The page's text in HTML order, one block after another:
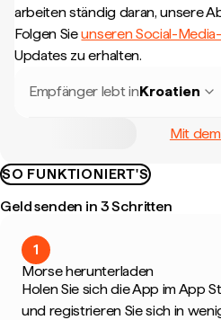
arbeiten ständig daran, unsere
Folgen Sieunseren Social-
Updates zu erhalten.
Empfänger lebt inKroatien
Mit
SO FUNKTIONIERT'S
Geld senden in 3 Schritten
1
Morse herunterladen
Holen Sie sich die App im App
und registrieren Sie sich in